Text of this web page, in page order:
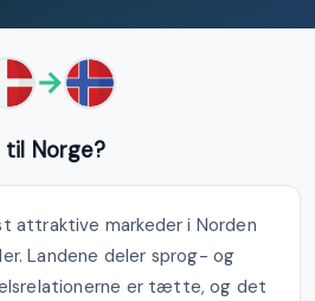
→
til Norge?
attraktive markeder i Norden
Landene deler sprog- og
er tætte, og det